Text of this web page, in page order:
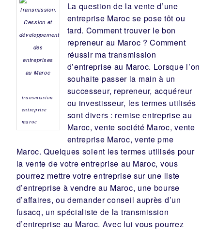
transmission
entreprise
maroc
La question de la vente d’une
entreprise Maroc se pose tôt ou
tard. Comment trouver le bon
repreneurau Maroc ? Comment
réussir matransmission
d’entreprise au Maroc. Lorsque l’on
souhaite passer la main à un
successeur, repreneur, acquéreur
ou investisseur, les termes utilisés
sont divers : remise entreprise au
Maroc, vente société Maroc, vente
entreprise Maroc, vente pme
Maroc. Quelques soient les termes utilisés pour
la vente de votre entreprise au Maroc, vous
pourrez mettre votre entreprise sur une liste
d’entreprise à vendre au Maroc, une bourse
d’affaires, ou demander conseil auprès d’un
fusacq, un spécialiste de la transmission
d’entreprise au Maroc. Avec lui vous pourrez